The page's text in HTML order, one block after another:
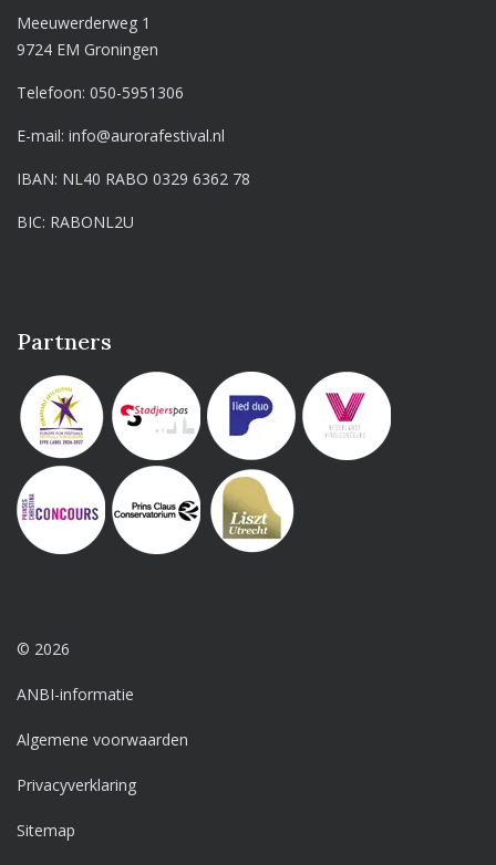
Meeuwerderweg 1
9724 EM Groningen
Telefoon:050-5951306
E-mail:info@aurorafestival.nl
IBAN: NL40 RABO 0329 6362 78
BIC: RABONL2U
Partners
© 2026
ANBI-informatie
Algemene voorwaarden
Privacyverklaring
Sitemap